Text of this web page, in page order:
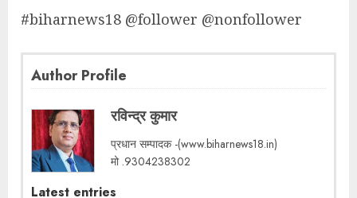
#biharnews18 @follower @nonfollower
Author Profile
रविन्द्र कुमार
प्रधान सम्पादक -(www.biharnews18.in)
मो .9304238302
Latest entries